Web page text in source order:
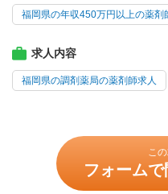
福岡県の年収450万円以上の薬剤
求人内容
福岡県の調剤薬局の薬剤師求人
こ
フォーム